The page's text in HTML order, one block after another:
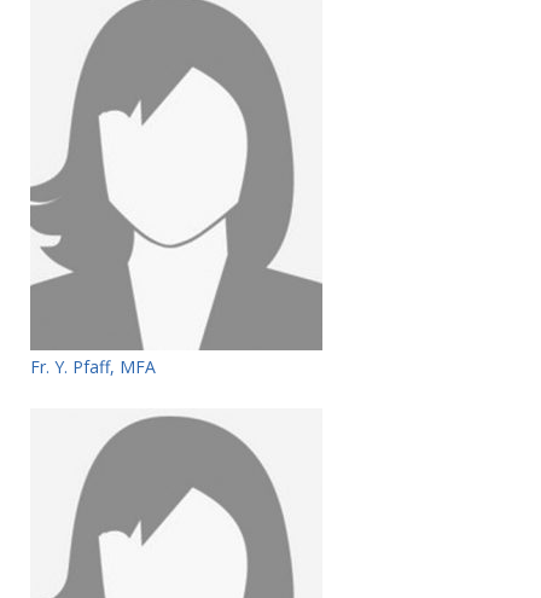
Fr. Y. Pfaff, MFA